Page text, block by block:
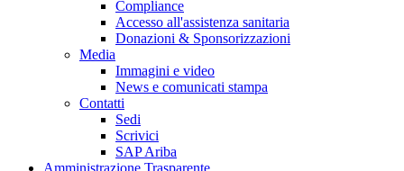
Compliance
Accesso all'assistenza sanitaria
Donazioni & Sponsorizzazioni
Media
Immagini e video
News e comunicati stampa
Contatti
Sedi
Scrivici
SAP Ariba
Amministrazione Trasparente